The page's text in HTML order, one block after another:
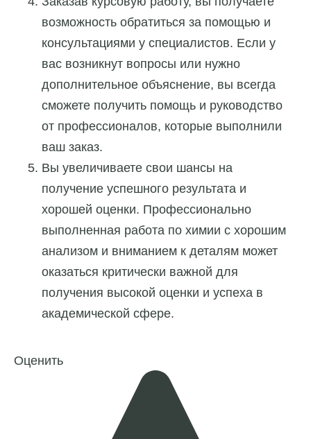
возможность обратиться за помощью и
консультациями у специалистов. Если у
вас возникнут вопросы или нужно
дополнительное объяснение, вы всегда
сможете получить помощь и руководство
от профессионалов, которые выполнили
ваш заказ.
Вы увеличиваете свои шансы на
получение успешного результата и
хорошей оценки. Профессионально
выполненная работа по химии с хорошим
анализом и вниманием к деталям может
оказаться критически важной для
получения высокой оценки и успеха в
академической сфере.
Оценить